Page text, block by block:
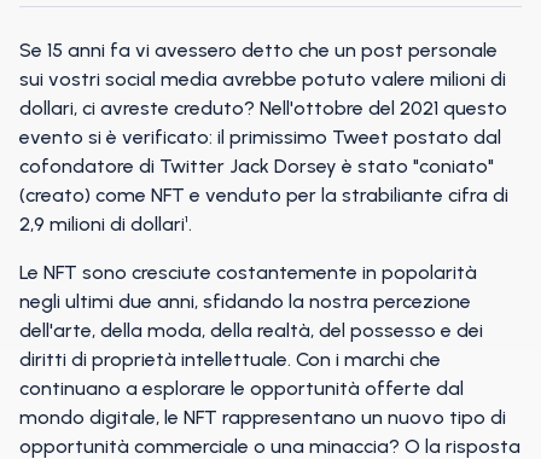
Se 15 anni fa vi avessero detto che un post personale
sui vostri social media avrebbe potuto valere milioni di
dollari, ci avreste creduto? Nell'ottobre del 2021 questo
evento si è verificato: il primissimo Tweet postato dal
cofondatore di Twitter Jack Dorsey è stato "coniato"
(creato) come NFT e venduto per la strabiliante cifra di
2,9 milioni di dollari¹.
Le NFT sono cresciute costantemente in popolarità
negli ultimi due anni, sfidando la nostra percezione
dell'arte, della moda, della realtà, del possesso e dei
diritti di proprietà intellettuale. Con i marchi che
continuano a esplorare le opportunità offerte dal
mondo digitale, le NFT rappresentano un nuovo tipo di
opportunità commerciale o una minaccia? O la risposta